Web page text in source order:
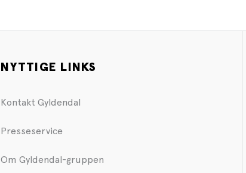
NYTTIGE LINKS
Kontakt Gyldendal
Presseservice
Om Gyldendal-gruppen